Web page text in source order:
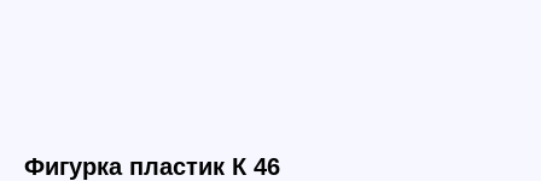
Фигурка пластик К 46